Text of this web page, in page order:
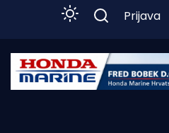
Početna
Prijava